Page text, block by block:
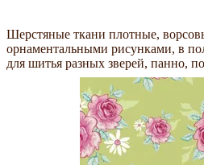
Шерстяные ткани плотные,
орнаментальными рисунками, в
для шитья разных зверей, панно,